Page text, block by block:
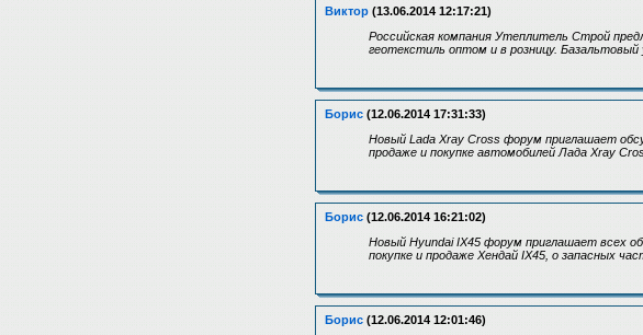
Виктор (13.06.2014 12:17:21)
Российская компания Утеплитель Строй
геотекстиль оптом и в розницу.
Борис (12.06.2014 17:31:33)
Новый Lada Xray Cross форум приглашает
продаже и покупке автомобилей Лада Xray
Борис (12.06.2014 16:21:02)
Новый Hyundai IX45 форум приглашает всех
покупке и продаже Хендай IX45, о запасных
Борис (12.06.2014 12:01:46)